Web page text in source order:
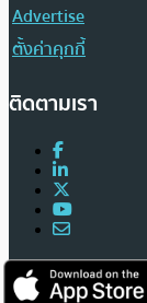
Advertise
ตั้งค่าคุกกี้
ติดตามเรา